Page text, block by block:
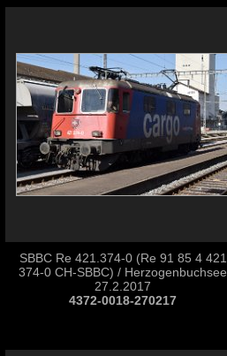
SBBC Re 421.374-0 (Re 91 85 4 421
374-0 CH-SBBC) / Herzogenbuchsee
27.2.2017
4372-0018-270217